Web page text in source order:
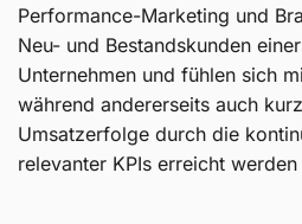
Performance-Marketing und
Neu- und Bestandskunden
Unternehmen und fühlen sich
während andererseits auch
Umsatzerfolge durch die
relevanter KPIs erreicht